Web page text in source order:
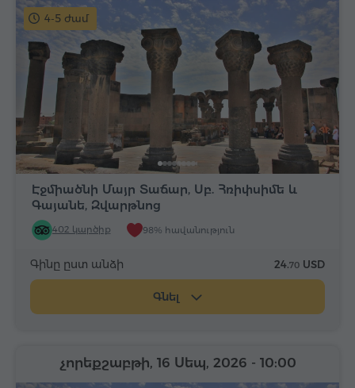
4-5 ժամ
Էջմիածնի Մայր Տաճար, Սբ. Հռիփսիմե և
Գայանե, Զվարթնոց
402 կարծիք 98% հավանություն
Գինը ըստ անձի 24.70 USD
Գնել
չորեքշաբթի, 16 Սեպ, 2026 - 10:00